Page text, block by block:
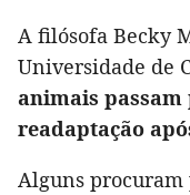
A filósofa Becky
Universidade de
animais
readaptação
Alguns